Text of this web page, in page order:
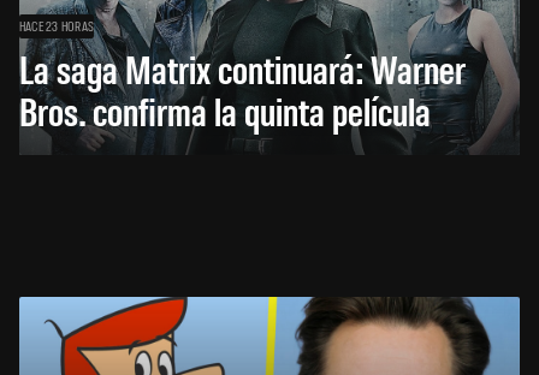
HACE 23 HORAS
La saga Matrix continuará: Warner
Bros. confirma la quinta película